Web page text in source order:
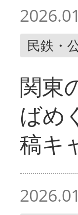
民鉄・
関東
ばめ
稿キ